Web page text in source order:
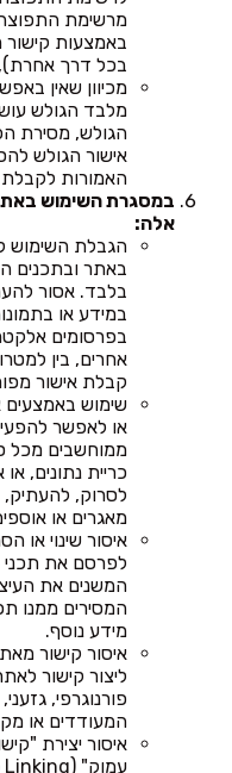
מרשימת
באמצעות
בכל דרך
מכיוון שאין
מלבד הגולש
הגולש, מסירת
אישור הגולש
האמורות לקבלת
במסגרת השימוש
אלה:
הגבלת השימוש
באתר ובתכנים
בלבד. אסור
במידע או
בפרסומים
אחרים, בין
קבלת אישור
שימוש באמצעים
או לאפשר
כריית נתונים,
לסרוק, להעתיק,
מאגרים או
איסור שינוי או
לפרסם את תכני
המשנים את
המסירים ממנו
מידע נוסף.
איסור קישור
ליצור קישור
פורנוגרפי,
המעודדים או
איסור יצירת